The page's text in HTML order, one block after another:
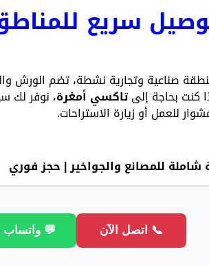
سريع
صناعية وتجارية نشطة، تضم الورش
كنت بحاجة إلىتاكسي أمغرة، نوفر لك
للعمل أو زيارة الاستراحات.
للمصانع والجواخير | حجز فوري
📞 اتصل الآن 💬 واتساب